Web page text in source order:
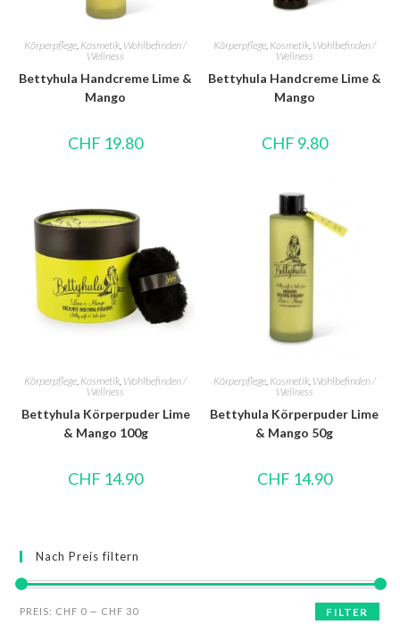
Körperpflege, Kosmetik, Wohlbefinden /
Wellness
Bettyhula Handcreme Lime &
Mango
CHF 19.80
Körperpflege, Kosmetik, Wohlbefinden /
Wellness
Bettyhula Handcreme Lime &
Mango
CHF 9.80
Körperpflege Kosmetik Wohlbefinden /
Wellness
Bettyhula Körperpuder Lime
& Mango 100g
CHF 14.90
Körperpflege, Kosmetik, Wohlbefinden /
Wellness
Bettyhula Körperpuder Lime
& Mango 50g
CHF 14.90
Nach Preis filtern
FILTER
PREIS: CHF 0 — CHF 30